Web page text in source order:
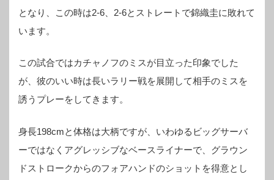
となり、この時は2-6、2-6とストレートで錦織圭に敗れて
います。
この試合ではカチャノフのミスが目立った印象でした
が、彼のいい時は長いラリー戦を展開して相手のミスを
誘うプレーをしてきます。
身長198cmと体格は大柄ですが、いわゆるビッグサーバ
ーではなくアグレッシブなベースライナーで、グラウン
ドストロークからのフォアハンドのショットを得意とし